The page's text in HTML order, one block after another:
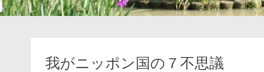
我がニッポン国の７不思議